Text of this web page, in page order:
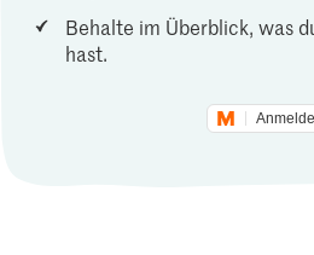
Behalte im Überblick, was
hast.